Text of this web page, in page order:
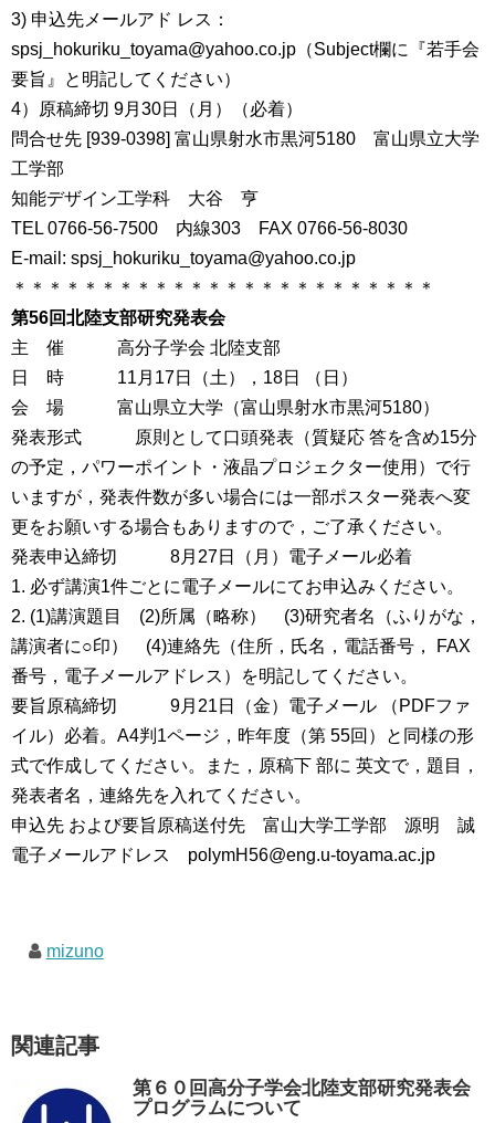
3) 申込先メールアド レス：
spsj_hokuriku_toyama@yahoo.co.jp（Subject欄に『若手会
要旨』と明記してください）
4）原稿締切 9月30日（月）（必着）
問合せ先 [939-0398] 富山県射水市黒河5180 富山県立大学
工学部
知能デザイン工学科 大谷 亨
TEL 0766-56-7500 内線303 FAX 0766-56-8030
E-mail: spsj_hokuriku_toyama@yahoo.co.jp
＊＊＊＊＊＊＊＊＊＊＊＊＊＊＊＊＊＊＊＊＊＊＊＊
第56回北陸支部研究発表会
主 催 高分子学会 北陸支部
日 時 11月17日（土），18日 （日）
会 場 富山県立大学（富山県射水市黒河5180）
発表形式 原則として口頭発表（質疑応 答を含め15分
の予定，パワーポイント・液晶プロジェクター使用）で行
いますが，発表件数が多い場合には一部ポスター発表へ変
更をお願いする場合もありますので，ご了承ください。
発表申込締切 8月27日（月）電子メール必着
1. 必ず講演1件ごとに電子メールにてお申込みください。
2. (1)講演題目 (2)所属（略称） (3)研究者名（ふりがな，
講演者に○印） (4)連絡先（住所，氏名，電話番号， FAX
番号，電子メールアドレス）を明記してください。
要旨原稿締切 9月21日（金）電子メール （PDFファ
イル）必着。A4判1ページ，昨年度（第 55回）と同様の形
式で作成してください。また，原稿下 部に 英文で，題目，
発表者名，連絡先を入れてください。
申込先 および要旨原稿送付先 富山大学工学部 源明 誠
電子メールアドレス polymH56@eng.u-toyama.ac.jp
mizuno
関連記事
第６０回高分子学会北陸支部研究発表会
プログラムについて